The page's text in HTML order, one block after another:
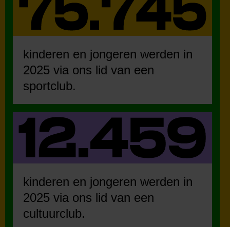
kinderen en jongeren werden in
2025 via ons lid van een
sportclub.
kinderen en jongeren werden in
2025 via ons lid van een
cultuurclub.